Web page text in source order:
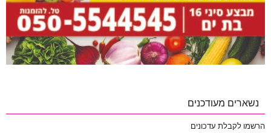
נשארים מעודכנים
הרשמו לקבלת עדכונים